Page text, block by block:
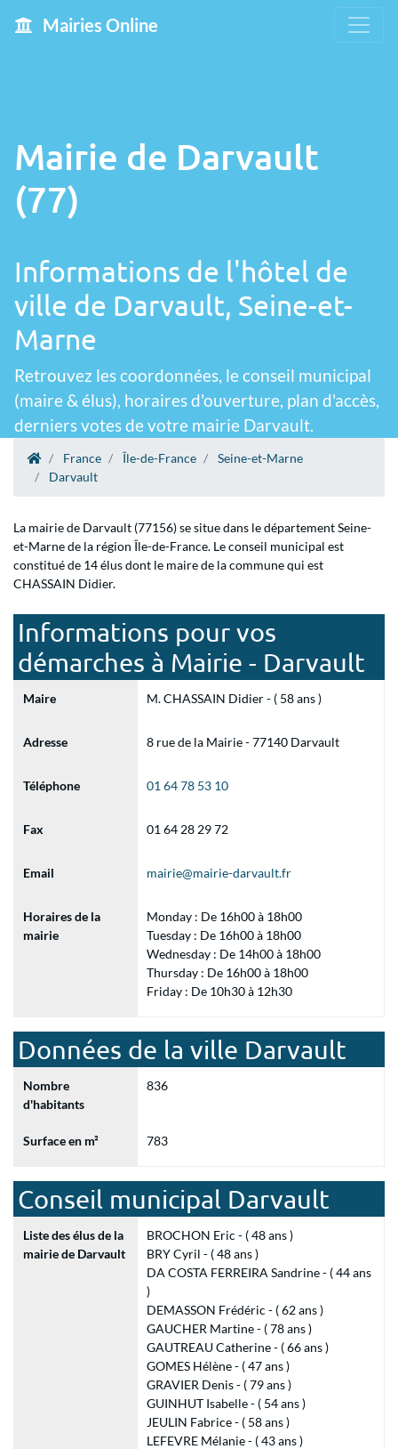
Mairies Online
Mairie de Darvault
(77)
Informations de l'hôtel de
ville de Darvault, Seine-et-
Marne
Retrouvez les coordonnées, le conseil municipal
(maire & élus), horaires d'ouverture, plan d'accès,
derniers votes de votre mairie Darvault.
France Île-de-France
Seine-et-Marne
Darvault
La mairie de Darvault (77156) se situe dans le département Seine-
et-Marne de la région Île-de-France. Le conseil municipal est
constitué de 14 élus dont le maire de la commune qui est
CHASSAIN Didier.
Informations pour vos
démarches à Mairie - Darvault
Maire M. CHASSAIN Didier - ( 58 ans )
Adresse 8 rue de la Mairie - 77140 Darvault
Téléphone 01 64 78 53 10
Fax 01 64 28 29 72
Email mairie@mairie-darvault.fr
Horaires de la
mairie
Monday : De 16h00 à 18h00
Tuesday : De 16h00 à 18h00
Wednesday : De 14h00 à 18h00
Thursday : De 16h00 à 18h00
Friday : De 10h30 à 12h30
Données de la ville Darvault
Nombre
d'habitants
836
Surface en m² 783
Conseil municipal Darvault
Liste des élus de la
mairie de Darvault
BROCHON Eric - ( 48 ans )
BRY Cyril - ( 48 ans )
DA COSTA FERREIRA Sandrine - ( 44 ans
)
DEMASSON Frédéric - ( 62 ans )
GAUCHER Martine - ( 78 ans )
GAUTREAU Catherine - ( 66 ans )
GOMES Hélène - ( 47 ans )
GRAVIER Denis - ( 79 ans )
GUINHUT Isabelle - ( 54 ans )
JEULIN Fabrice - ( 58 ans )
LEFEVRE Mélanie - ( 43 ans )